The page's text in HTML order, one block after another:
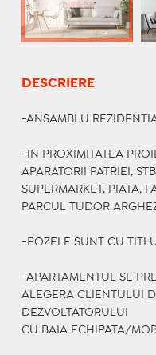
DESCRIERE
-ANSAMBLU
-IN PROXIMITATEA
APARATORII PATRIEI,
SUPERMARKET, PIATA,
PARCUL TUDOR
-POZELE SUNT CU
-APARTAMENTUL SE
ALEGERA CLIENTULUI
DEZVOLTATORULUI
CU BAIA ECHIPATA/